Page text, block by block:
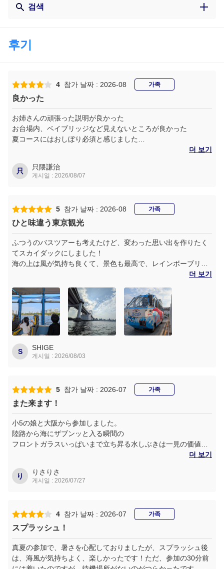
검색
후기
4 참가 날짜 : 2026-08 가족
良かった
お姉さんの頑張った説明が良かった
お台場内、ベイブリッジなど見えないところが良かった
夏コースにはおしぼり必須と感じました
더 보기
只 只隈謙治
게시일 : 2026/08/07
5 참가 날짜 : 2026-08 가족
ひと味違う東京観光
ふつうのバスツアーも考えたけど、変わった思い出を作りたく
てスカイダックにしました！
海の上は風が気持ち良くて、景色も最高で、レインボーブリッ
더 보기
S SHIGE
게시일 : 2026/08/03
5 참가 날짜 : 2026-07 가족
また来ます！
小5の娘と大阪から参加しました。
陸路から海にザブンッと入る瞬間の
フロントガラスいっぱいまで立ち昇る水しぶきは一見の価値あ
開催時間の長さもちょうど良く
とても良い思い出になりました。
더 보기
り りさりさ
게시일 : 2026/07/27
4 참가 날짜 : 2026-07 가족
スプラッシュ！
真夏の参加で、暑さを心配しておりましたが、スプラッシュ後
は、海風が気持ちよく、楽しかったです！ただ、参加の30分前